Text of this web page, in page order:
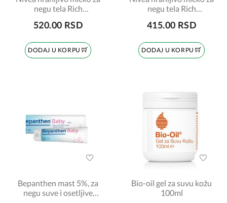
negu tela Rich
520.00 RSD
DODAJ U KORPU
negu tela Rich
415.00 RSD
DODAJ U KORPU
Bepanthen mast 5%, za
negu suve i osetljive
Bio-oil gel za suvu kožu
100ml